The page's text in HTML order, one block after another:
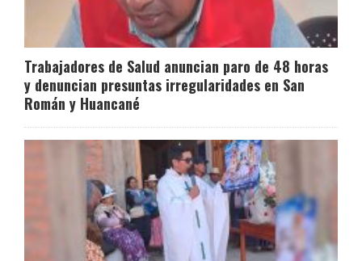
Trabajadores de Salud anuncian paro de 48 horas
y denuncian presuntas irregularidades en San
Román y Huancané